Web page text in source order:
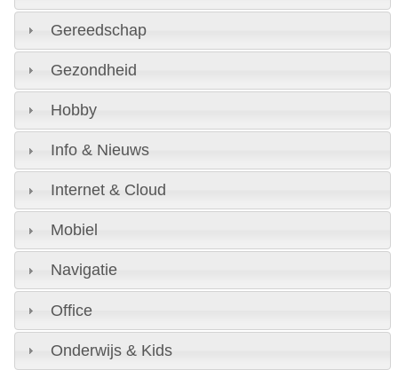
Gereedschap
Gezondheid
Hobby
Info & Nieuws
Internet & Cloud
Mobiel
Navigatie
Office
Onderwijs & Kids